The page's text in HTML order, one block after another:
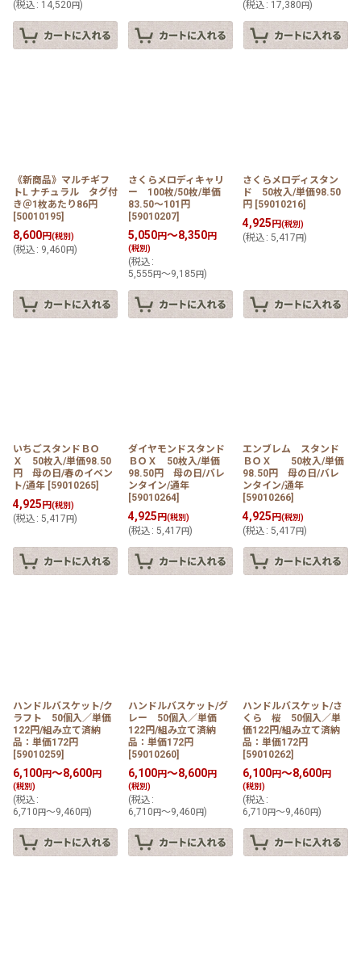
(税込 : 14,520 円) (税込 : 17,380円)
《新商品》マルチギフ
トL ナチュラル タグ付
き＠1枚あたり86円
[50010195]
8,600円(税別)
(税込 : 9,460 円)
さくらメロディキャリ
ー 100枚/50枚/単価
83.50〜101円
[59010207]
5,050円～8,350円
(税別)
(税込 :
5,555 円～9,185 円)
さくらメロディスタン
ド 50枚入/単価98.50
円 [59010216]
4,925 円(税別)
(税込 : 5,417円)
いちごスタンドＢＯ
Ｘ 50枚入/単価98.50
円 母の日/春のイベン
ト/通年 [59010265]
4,925 円(税別)
(税込 : 5,417 円)
ダイヤモンドスタンド
ＢＯＸ 50枚入/単価
98.50円 母の日/バレ
ンタイン/通年
[59010264]
4,925 円(税別)
(税込 : 5,417 円)
エンブレム スタンド
ＢＯＸ 50枚入/単価
98.50円 母の日/バレ
ンタイン/通年
[59010266]
4,925 円(税別)
(税込 : 5,417円)
ハンドルバスケット/ク
ラフト 50個入／単価
122円/組み立て済納
品：単価172円
[59010259]
6,100円～8,600円
(税別)
(税込 :
6,710 円～9,460 円)
ハンドルバスケット/グ
レー 50個入／単価
122円/組み立て済納
品：単価172円
[59010260]
6,100円～8,600円
(税別)
(税込 :
6,710 円～9,460 円)
ハンドルバスケット/さ
くら 桜 50個入／単
価122円/組み立て済納
品：単価172円
[59010262]
6,100円～8,600円
(税別)
(税込 :
6,710円～9,460円)